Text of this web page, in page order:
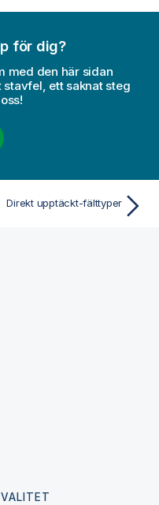
för dig?
med den här sidan
stavfel, ett saknat steg
Direkt upptäckt-fälttyper